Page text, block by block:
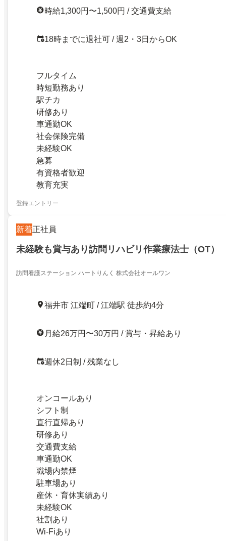
時給1,300円〜1,500円 / 交通費支給
18時までに退社可 / 週2・3日からOK
フルタイム
時短勤務あり
駅チカ
研修あり
車通勤OK
社会保険完備
未経験OK
急募
有資格者歓迎
教育充実
登録エントリー
新着正社員
未経験も賞与あり訪問リハビリ作業療法士（OT）
訪問看護ステーション ハートりんく 株式会社オールワン
福井市 江端町 / 江端駅 徒歩約4分
月給26万円〜30万円 / 賞与・昇給あり
週休2日制 / 残業なし
オンコールあり
シフト制
直行直帰あり
研修あり
交通費支給
車通勤OK
職場内禁煙
駐車場あり
産休・育休実績あり
未経験OK
社割あり
Wi-Fiあり